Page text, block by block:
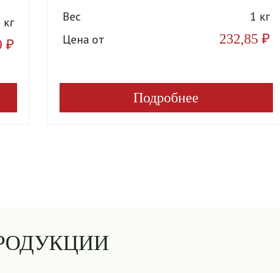
₽
Вес
1 кг
Цена от
232,85₽
Подробнее